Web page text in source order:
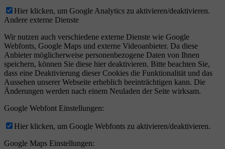
Hier klicken, um Google Analytics zu aktivieren/deaktivieren.
Andere externe Dienste
Wir nutzen auch verschiedene externe Dienste wie Google
Webfonts, Google Maps und externe Videoanbieter. Da diese
Anbieter möglicherweise personenbezogene Daten von Ihnen
speichern, können Sie diese hier deaktivieren. Bitte beachten Sie,
dass eine Deaktivierung dieser Cookies die Funktionalität und das
Aussehen unserer Webseite erheblich beeinträchtigen kann. Die
Änderungen werden nach einem Neuladen der Seite wirksam.
Google Webfont Einstellungen:
Hier klicken, um Google Webfonts zu aktivieren/deaktivieren.
Google Maps Einstellungen: